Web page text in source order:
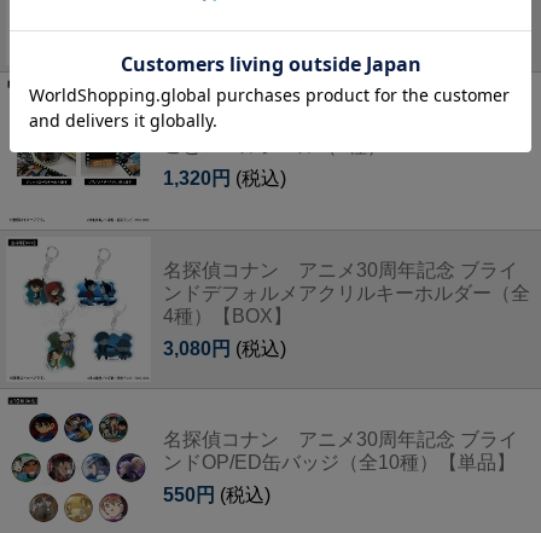
名探偵コナン アニメ30周年記念 1話まる
1,320円 (税込)
名探偵コナン アニメ30周年記念 ブライ
ンドデフォルメアクリルキーホルダー（全
4種）【BOX】
3,080円 (税込)
名探偵コナン アニメ30周年記念 ブライ
ンドOP/ED缶バッジ（全10種）【単品】
550円 (税込)